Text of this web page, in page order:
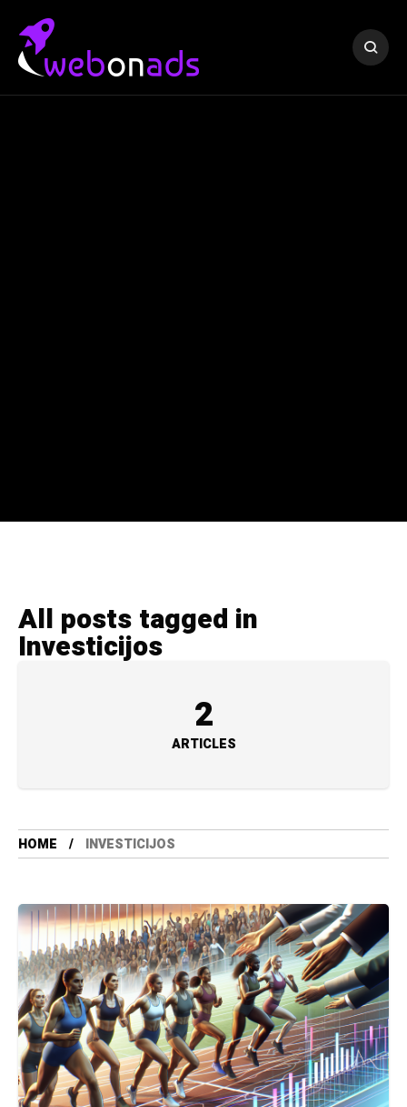
All posts tagged in
Investicijos
2
ARTICLES
HOME INVESTICIJOS